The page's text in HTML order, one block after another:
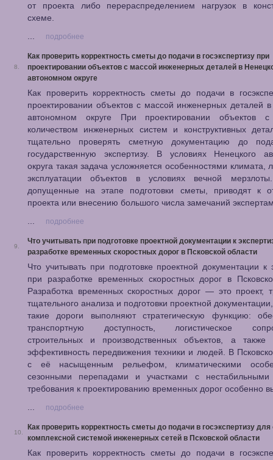
от проекта либо перераспределением нагрузок в
схеме.
...
подробнее
8.
Как проверить корректность сметы до подачи в госэкспертизу при
проектировании объектов с массой инженерных деталей в
автономном округе
Как проверить корректность сметы до подачи в
проектировании объектов с массой инженерных деталей
автономном округе При проектировании объектов
количеством инженерных систем и конструктивных
тщательно проверять сметную документацию до
государственную экспертизу. В условиях Ненецкого
округа такая задача усложняется особенностями климата,
эксплуатации объектов в условиях вечной
допущенные на этапе подготовки сметы, приводят к
проекта или внесению большого числа замечаний
...
подробнее
9.
Что учитывать при подготовке проектной документации к
разработке временных скоростных дорог в Псковской области
Что учитывать при подготовке проектной документации к
при разработке временных скоростных дорог в
Разработка временных скоростных дорог — это проект,
тщательного анализа и подготовки проектной
такие дороги выполняют стратегическую функцию:
транспортную доступность, логистическое
строительных и производственных объектов, а также
эффективность передвижения техники и людей. В
с её насыщенным рельефом, климатическими
сезонными перепадами и участками с нестабильными
требования к проектированию временных дорог особенно
...
подробнее
10.
Как проверить корректность сметы до подачи в госэкспертизу для
комплексной системой инженерных сетей в Псковской области
Как проверить корректность сметы до подачи в